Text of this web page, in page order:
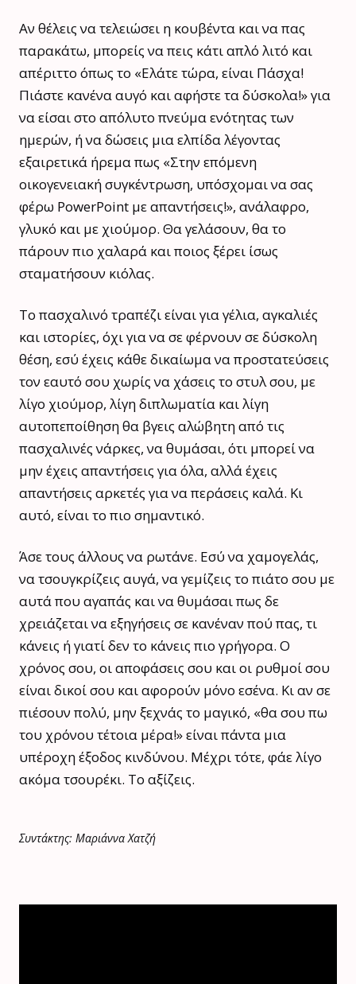
Αν θέλεις να τελειώσει η κουβέντα και να πας
παρακάτω, μπορείς να πεις κάτι απλό λιτό και
απέριττο όπως το «Ελάτε τώρα, είναι Πάσχα!
Πιάστε κανένα αυγό και αφήστε τα δύσκολα!» για
να είσαι στο απόλυτο πνεύμα ενότητας των
ημερών, ή να δώσεις μια ελπίδα λέγοντας
εξαιρετικά ήρεμα πως «Στην επόμενη
οικογενειακή συγκέντρωση, υπόσχομαι να σας
φέρω PowerPoint με απαντήσεις!», ανάλαφρο,
γλυκό και με χιούμορ. Θα γελάσουν, θα το
πάρουν πιο χαλαρά και ποιος ξέρει ίσως
σταματήσουν κιόλας.
Το πασχαλινό τραπέζι είναι για γέλια, αγκαλιές
και ιστορίες, όχι για να σε φέρνουν σε δύσκολη
θέση, εσύ έχεις κάθε δικαίωμα να προστατεύσεις
τον εαυτό σου χωρίς να χάσεις το στυλ σου, με
λίγο χιούμορ, λίγη διπλωματία και λίγη
αυτοπεποίθηση θα βγεις αλώβητη από τις
πασχαλινές νάρκες, να θυμάσαι, ότι μπορεί να
μην έχεις απαντήσεις για όλα, αλλά έχεις
απαντήσεις αρκετές για να περάσεις καλά. Κι
αυτό, είναι το πιο σημαντικό.
Άσε τους άλλους να ρωτάνε. Εσύ να χαμογελάς,
να τσουγκρίζεις αυγά, να γεμίζεις το πιάτο σου με
αυτά που αγαπάς και να θυμάσαι πως δε
χρειάζεται να εξηγήσεις σε κανέναν πού πας, τι
κάνεις ή γιατί δεν το κάνεις πιο γρήγορα. Ο
χρόνος σου, οι αποφάσεις σου και οι ρυθμοί σου
είναι δικοί σου και αφορούν μόνο εσένα. Κι αν σε
πιέσουν πολύ, μην ξεχνάς το μαγικό, «θα σου πω
του χρόνου τέτοια μέρα!» είναι πάντα μια
υπέροχη έξοδος κινδύνου. Μέχρι τότε, φάε λίγο
ακόμα τσουρέκι. Το αξίζεις.
Συντάκτης: Μαριάννα Χατζή